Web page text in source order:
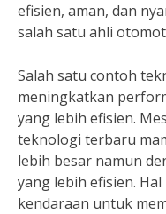
efisien, aman, dan
salah satu ahli
Salah satu contoh
meningkatkan
yang lebih efisien.
teknologi terbaru
lebih besar namun
yang lebih efisien.
kendaraan untuk